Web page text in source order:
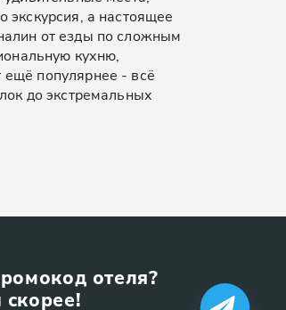
экскурсия, а настоящее
от езды по сложным
кухню,
ещё популярнее - всё
до экстремальных
отеля?